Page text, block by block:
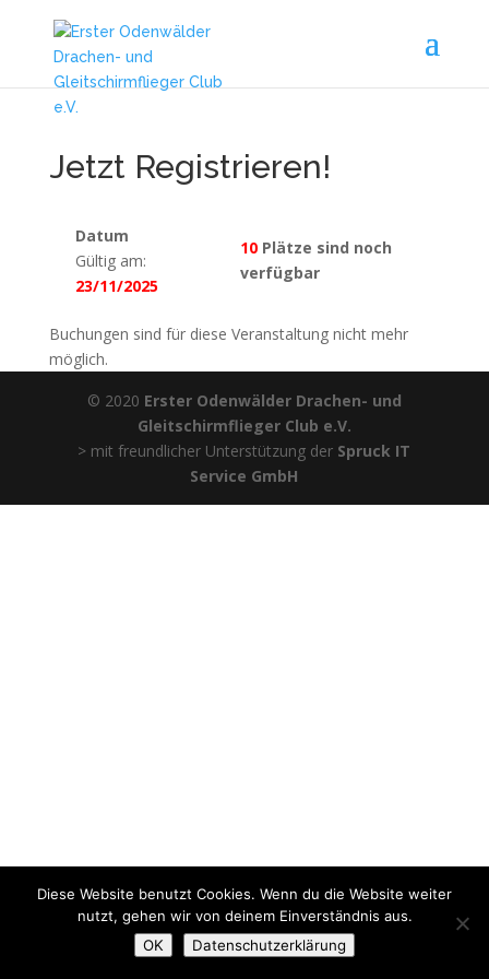
Jetzt Registrieren!
Datum
Gültig am:
23/11/2025
10Plätze sind noch
verfügbar
Buchungen sind für diese Veranstaltung nicht mehr
möglich.
© 2020 Erster Odenwälder Drachen- und
Gleitschirmflieger Club e.V.
> mit freundlicher Unterstützung der Spruck IT
Service GmbH
Diese Website benutzt Cookies. Wenn du die Website weiter
nutzt, gehen wir von deinem Einverständnis aus.
OK
Datenschutzerklärung